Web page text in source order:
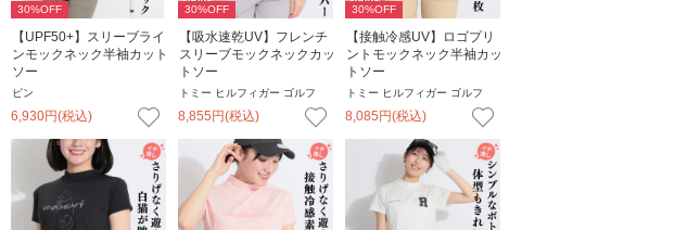
30%OFF
【UPF50+】スリーブライ
ンモックネック半袖カット
ソー
ピン
6,930円(税込)
30%OFF
【吸水速乾UV】フレンチ
スリーブモックネックカッ
トソー
トミー ヒルフィガー ゴルフ
8,855 円(税込)
30%OFF
【接触冷感UV】ロゴプリ
ントモックネック半袖カッ
トソー
トミー ヒルフィガー ゴルフ
8,085 円(税込)